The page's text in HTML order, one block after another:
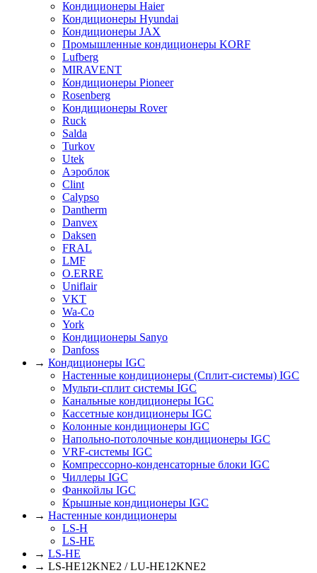
Кондиционеры Haier
Кондиционеры Hyundai
Кондиционеры JAX
Промышленные кондиционеры KORF
Lufberg
MIRAVENT
Кондиционеры Pioneer
Rosenberg
Кондиционеры Rover
Ruck
Salda
Turkov
Utek
Аэроблок
Clint
Calypso
Dantherm
Danvex
Daksen
FRAL
LMF
O.ERRE
Uniflair
VKT
Wa-Co
York
Кондиционеры Sanyo
Danfoss
→ Кондиционеры IGC
Настенные кондиционеры (Сплит-системы) IGC
Мульти-сплит системы IGC
Канальные кондиционеры IGC
Кассетные кондиционеры IGC
Колонные кондиционеры IGC
Напольно-потолочные кондиционеры IGC
VRF-системы IGC
Компрессорно-конденсаторные блоки IGC
Чиллеры IGC
Фанкойлы IGC
Крышные кондиционеры IGC
→ Настенные кондиционеры
LS-H
LS-HE
→ LS-HE
→ LS-HE12KNE2 / LU-HE12KNE2